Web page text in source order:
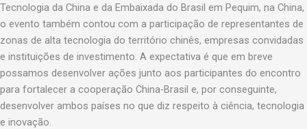
Tecnologia da China e da Embaixada do Brasil em Pequim, na China,
o evento também contou com a participação de representantes de
zonas de alta tecnologia do território chinês, empresas convidadas
e instituições de investimento. A expectativa é que em breve
possamos desenvolver ações junto aos participantes do encontro
para fortalecer a cooperação China-Brasil e, por conseguinte,
desenvolver ambos países no que diz respeito à ciência, tecnologia
e inovação.